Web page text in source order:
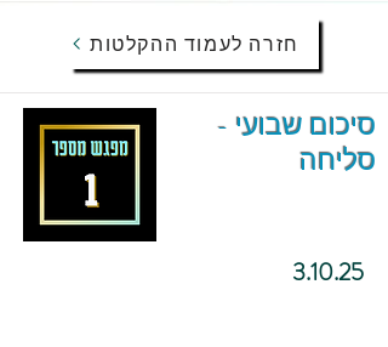
חזרה לעמוד ההקלטות
סיכום שבועי -
סליחה
3.10.25